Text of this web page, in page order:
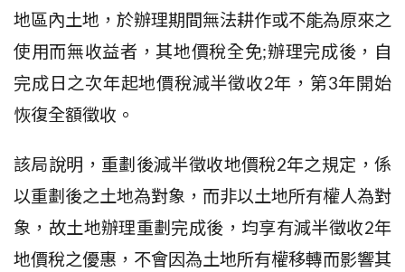
地區內土地，於辦理期間無法耕作或不能為原來之
使用而無收益者，其地價稅全免;辦理完成後，自
完成日之次年起地價稅減半徵收2年，第 3年開始
恢復全額徵收。
該局說明，重劃後減半徵收地價稅2年之規定，係
以重劃後之土地為對象，而非以土地所有權人為對
象，故土地辦理重劃完成後，均享有減半徵收2年
地價稅之優惠，不會因為土地所有權移轉而影響其